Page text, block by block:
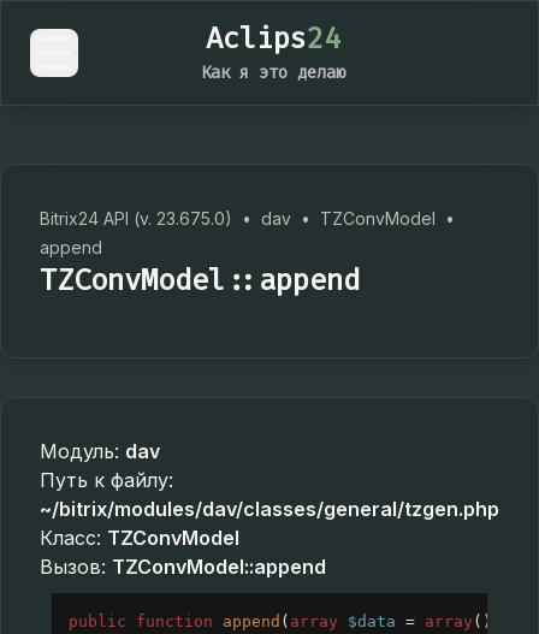
Aclips24
Как я это делаю
Bitrix24 API (v. 23.675.0) • dav • TZConvModel
•
append
TZConvModel::append
Модуль: dav
Путь к файлу:
~/bitrix/modules/dav/classes/general/tzgen.php
Класс: TZConvModel
Вызов: TZConvModel::append
public function append ( array $data = array ())